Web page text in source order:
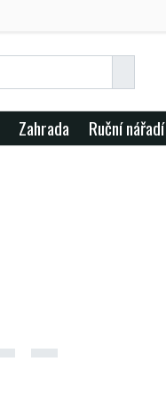
Zahrada Ruční nářadí